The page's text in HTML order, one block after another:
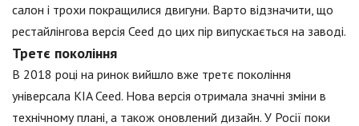
салон і трохи покращилися двигуни. Варто відзначити, що
рестайлінгова версія Ceed до цих пір випускається на заводі.
Третє покоління
В 2018 році на ринок вийшло вже третє покоління
універсала KIA Ceed. Нова версія отримала значні зміни в
технічному плані, а також оновлений дизайн. У Росії поки